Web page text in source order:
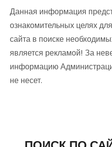
Данная информация
ознакомительных целях
сайта в поиске
является рекламой! За
информацию
не несет.